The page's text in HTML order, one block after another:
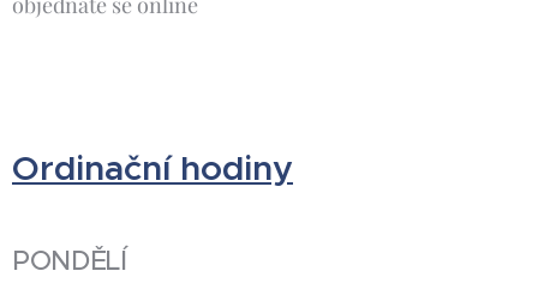
Ordinační hodiny
PONDĚLÍ